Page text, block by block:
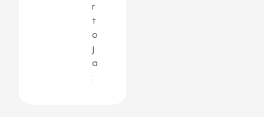
r
t
o
j
a
: